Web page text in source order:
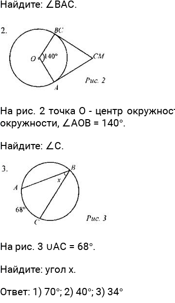
Найдите: ∠BAC.
На рис. 2 точка О - центр
окружности, ∠АОВ = 140°.
Найдите: ∠С.
На рис. 3 ∪AС = 68°.
Найдите: угол х.
Ответ: 1) 70°; 2) 40°; 3) 34°